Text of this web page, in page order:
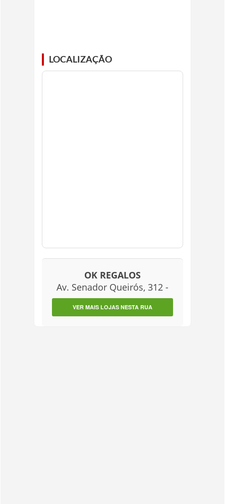
LOCALIZAÇÃO
OK REGALOS
Av. Senador Queirós, 312 -
VER MAIS LOJAS NESTA RUA